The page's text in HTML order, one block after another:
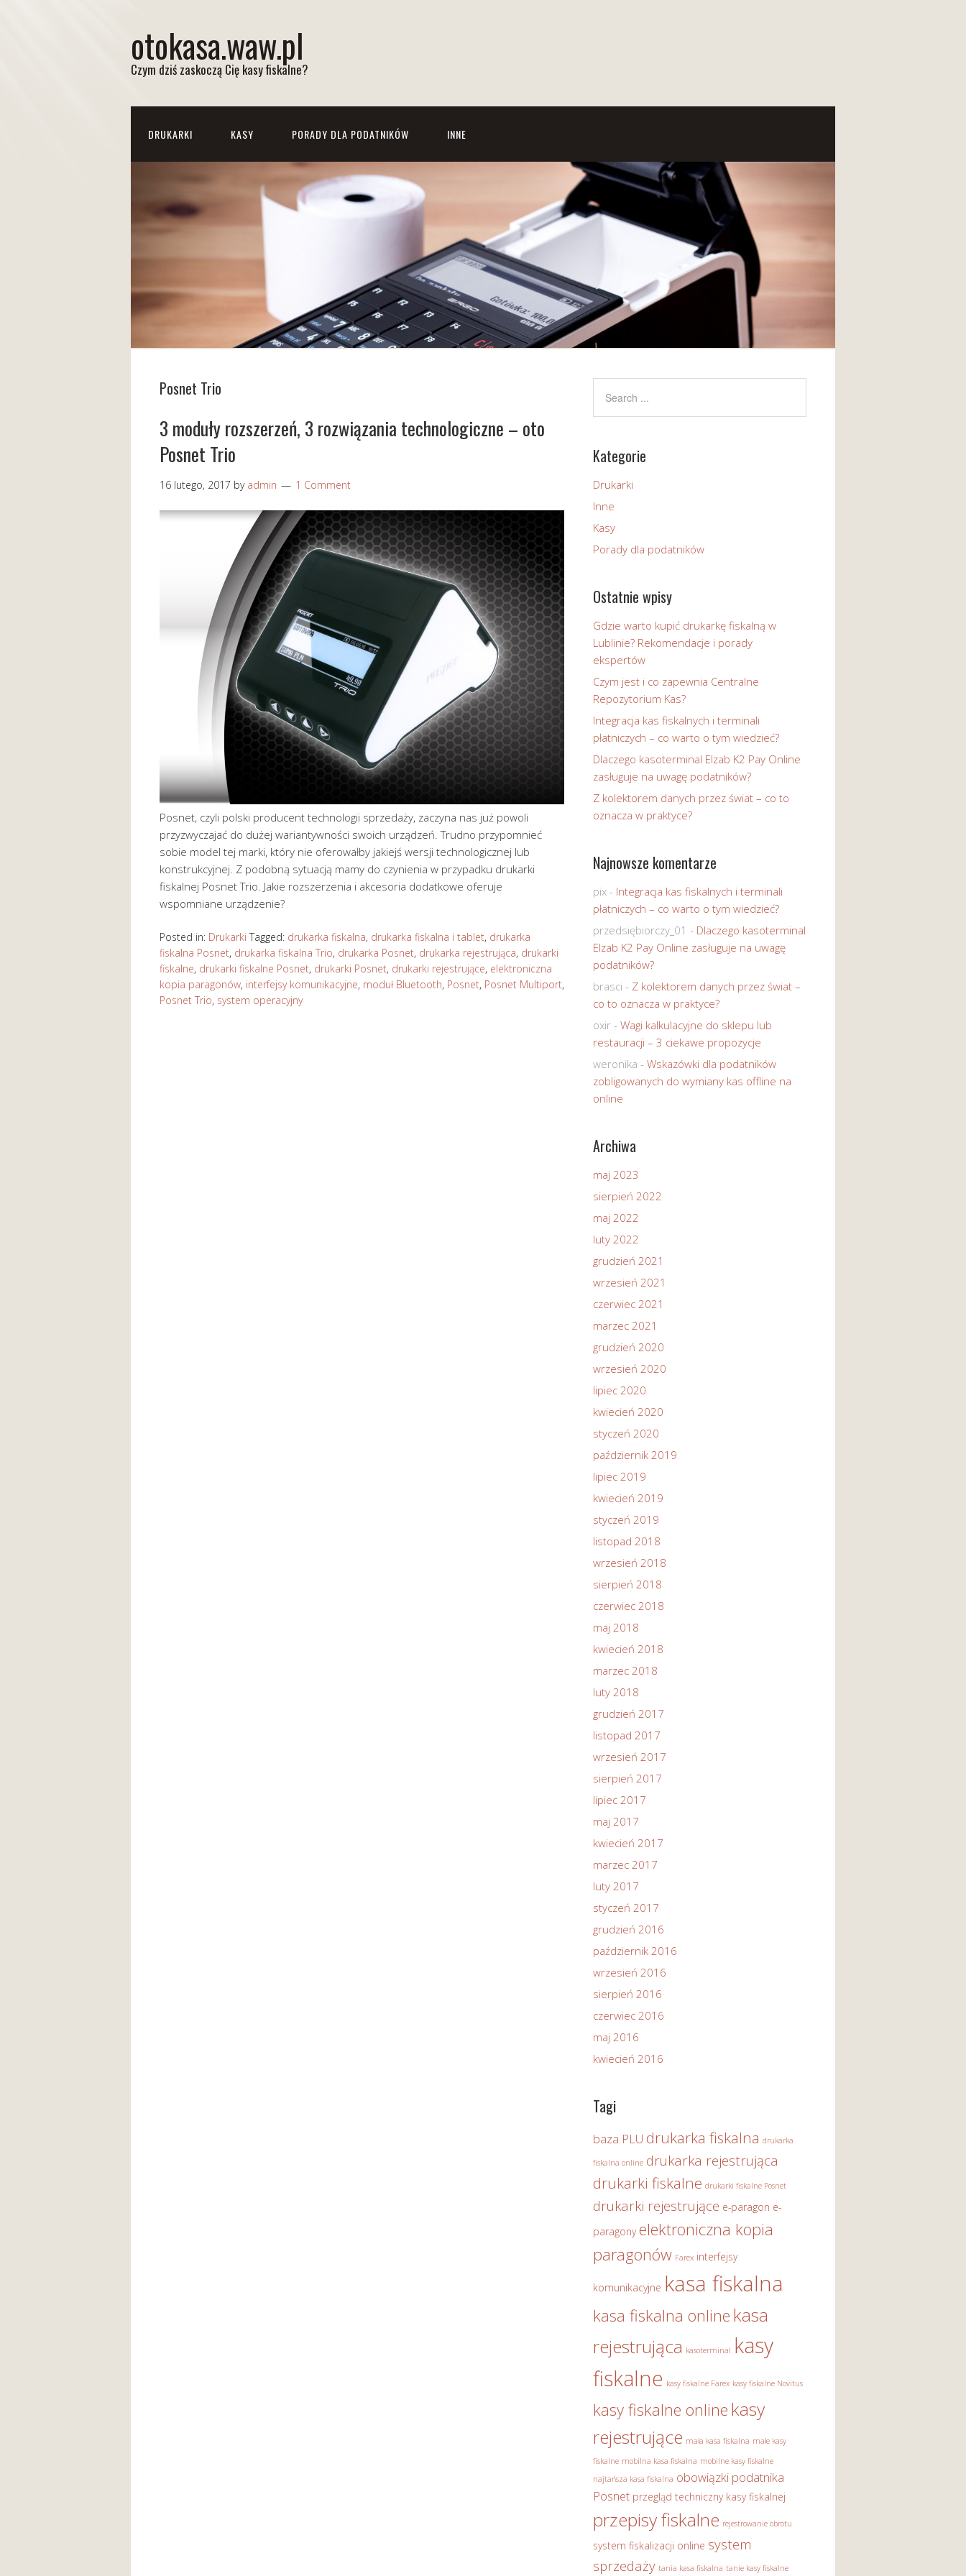
otokasa.waw.pl
Czym dziś zaskoczą Cię kasy fiskalne?
DRUKARKI KASY PORADY DLA PODATNIKÓW INNE
Posnet Trio
3 moduły rozszerzeń, 3 rozwiązania technologiczne – oto
Posnet Trio
16 lutego, 2017 by admin 1 Comment
Posnet, czyli polski producent technologii sprzedaży, zaczyna nas już powoli
przyzwyczajać do dużej wariantywności swoich urządzeń. Trudno przypomnieć
sobie model tej marki, który nie oferowałby jakiejś wersji technologicznej lub
konstrukcyjnej. Z podobną sytuacją mamy do czynienia w przypadku drukarki
fiskalnej Posnet Trio. Jakie rozszerzenia i akcesoria dodatkowe oferuje
wspomniane urządzenie?
Posted in: Drukarki Tagged: drukarka fiskalna, drukarka fiskalna i tablet, drukarka
fiskalna Posnet, drukarka fiskalna Trio, drukarka Posnet, drukarka rejestrująca, drukarki
fiskalne, drukarki fiskalne Posnet, drukarki Posnet, drukarki rejestrujące, elektroniczna
kopia paragonów, interfejsy komunikacyjne, moduł Bluetooth, Posnet, Posnet Multiport,
Posnet Trio, system operacyjny
Kategorie
Drukarki
Inne
Kasy
Porady dla podatników
Ostatnie wpisy
Gdzie warto kupić drukarkę fiskalną w
Lublinie? Rekomendacje i porady
ekspertów
Czym jest i co zapewnia Centralne
Repozytorium Kas?
Integracja kas fiskalnych i terminali
płatniczych – co warto o tym wiedzieć?
Dlaczego kasoterminal Elzab K2 Pay Online
zasługuje na uwagę podatników?
Z kolektorem danych przez świat – co to
oznacza w praktyce?
Najnowsze komentarze
pix - Integracja kas fiskalnych i terminali
płatniczych – co warto o tym wiedzieć?
przedsiębiorczy_01 - Dlaczego kasoterminal
Elzab K2 Pay Online zasługuje na uwagę
podatników?
brasci - Z kolektorem danych przez świat –
co to oznacza w praktyce?
oxir - Wagi kalkulacyjne do sklepu lub
restauracji – 3 ciekawe propozycje
weronika - Wskazówki dla podatników
zobligowanych do wymiany kas offline na
online
Archiwa
maj 2023
sierpień 2022
maj 2022
luty 2022
grudzień 2021
wrzesień 2021
czerwiec 2021
marzec 2021
grudzień 2020
wrzesień 2020
lipiec 2020
kwiecień 2020
styczeń 2020
październik 2019
lipiec 2019
kwiecień 2019
styczeń 2019
listopad 2018
wrzesień 2018
sierpień 2018
czerwiec 2018
maj 2018
kwiecień 2018
marzec 2018
luty 2018
grudzień 2017
listopad 2017
wrzesień 2017
sierpień 2017
lipiec 2017
maj 2017
kwiecień 2017
marzec 2017
luty 2017
styczeń 2017
grudzień 2016
październik 2016
wrzesień 2016
sierpień 2016
czerwiec 2016
maj 2016
kwiecień 2016
Tagi
baza PLU drukarka fiskalna drukarka
fiskalna online drukarka rejestrująca
drukarki fiskalne drukarki fiskalne Posnet
drukarki rejestrujące e-paragon e-
paragony elektroniczna kopia
paragonów Farex interfejsy
komunikacyjne kasa fiskalna
kasa fiskalna online kasa
rejestrująca kasoterminal kasy
fiskalne kasy fiskalne Farex kasy fiskalne Novitus
kasy fiskalne online kasy
rejestrujące mała kasa fiskalna małe kasy
fiskalne mobilna kasa fiskalna mobilne kasy fiskalne
najtańsza kasa fiskalna obowiązki podatnika
Posnet przegląd techniczny kasy fiskalnej
przepisy fiskalne rejestrowanie obrotu
system fiskalizacji online system
sprzedaży tania kasa fiskalna tanie kasy fiskalne